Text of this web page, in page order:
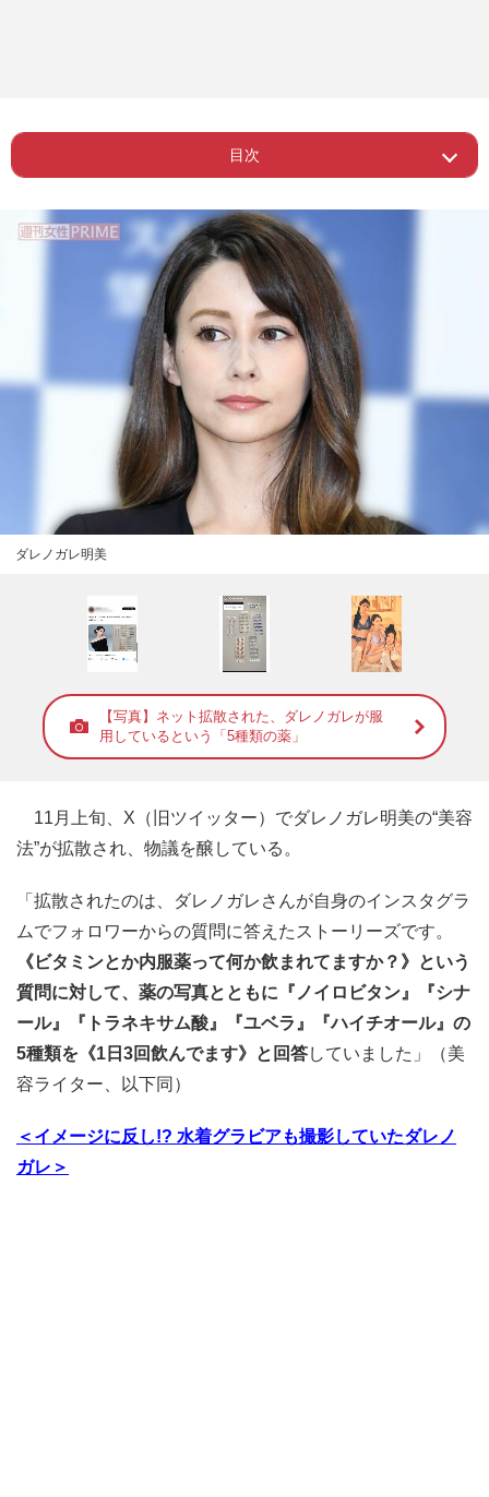
目次
Page 1
ー 自称美容意識高い系は百害あって一
利なし
ー 服用によっては血栓リスクの上昇も
ー ネット購入、個人輸入できる問題
ダレノガレ明美
【写真】ネット拡散された、ダレノガレが服
用しているという「5種類の薬」
11月上旬、X（旧ツイッター）でダレノガレ明美の“美容
法”が拡散され、物議を醸している。
「拡散されたのは、ダレノガレさんが自身のインスタグラ
ムでフォロワーからの質問に答えたストーリーズです。
《ビタミンとか内服薬って何か飲まれてますか？》という
質問に対して、薬の写真とともに『ノイロビタン』『シナ
ール』『トラネキサム酸』『ユベラ』『ハイチオール』の
5種類を《1日3回飲んでます》と回答していました」（美
容ライター、以下同）
＜イメージに反し!? 水着グラビアも撮影していたダレノ
ガレ＞